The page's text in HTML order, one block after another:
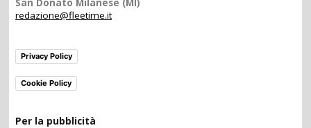
San Donato Milanese (MI)
redazione@fleetime.it
Privacy Policy
Cookie Policy
Per la pubblicità